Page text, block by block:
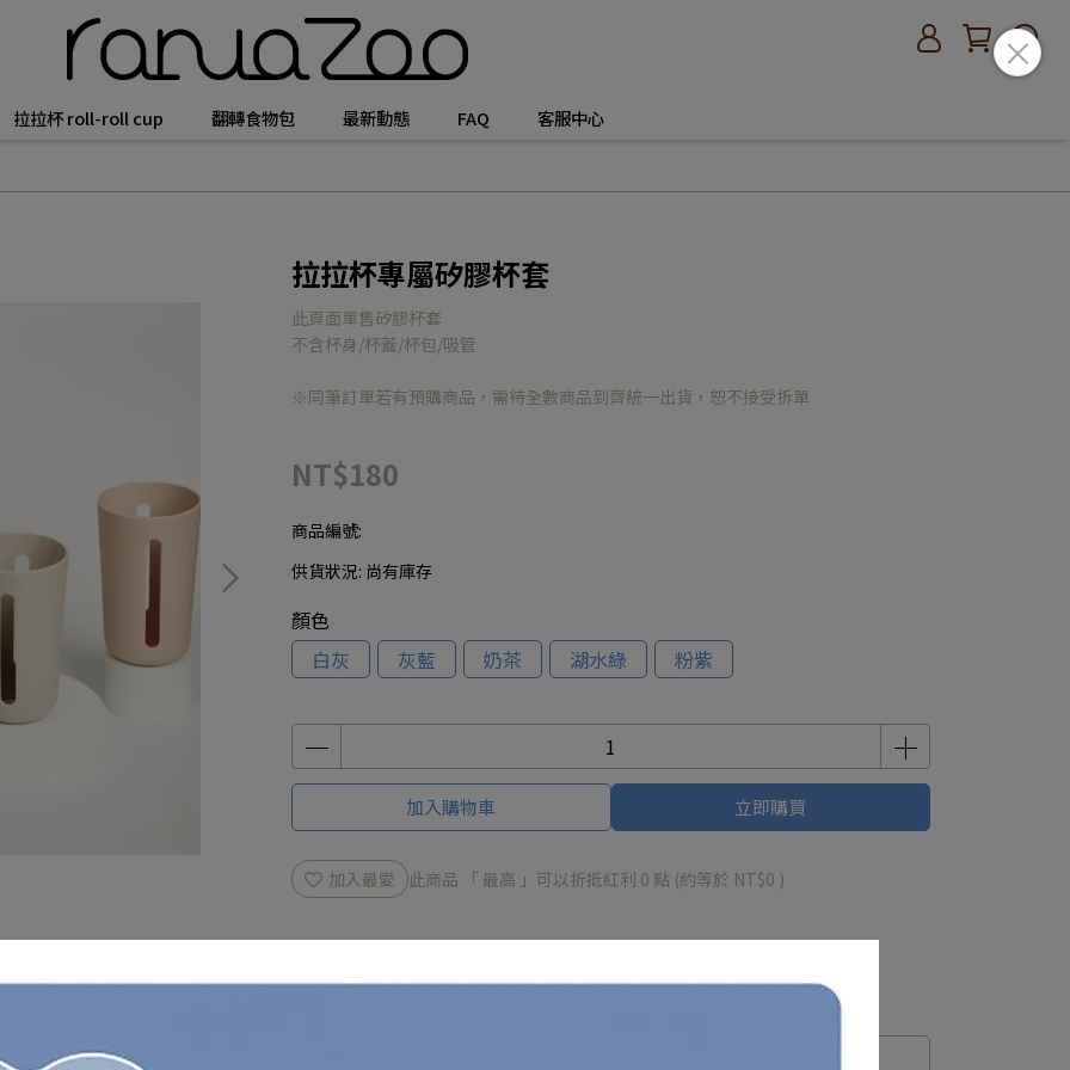
拉拉杯 roll-roll cup 翻轉食物包 最新動態 FAQ 客服中心
拉拉杯專屬矽膠杯套
此頁面單售矽膠杯套
不含杯身/杯蓋/杯包/吸管
※同筆訂單若有預購商品，需待全數商品到齊統一出貨，恕不接受拆單
NT$180
商品編號:
供貨狀況: 尚有庫存
顏色
白灰
灰藍 奶茶 湖水綠 粉紫
加入購物車 立即購買
加入最愛 此商品 「 最高 」可以折抵紅利 0 點 (約等於 NT$0 )